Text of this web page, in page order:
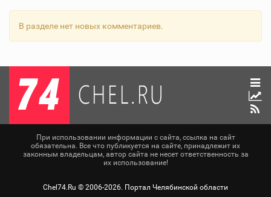
В разделе нет новых комментариев.
При использовании информации с сайта, ссылка на сайт
обязательна. Все что публикуется на сайте, принадлежит их
законным владельцам, автор сайта не несет ответственность за
их использование!
Chel74.Ru © 2006-2026. Портал Челябинской области